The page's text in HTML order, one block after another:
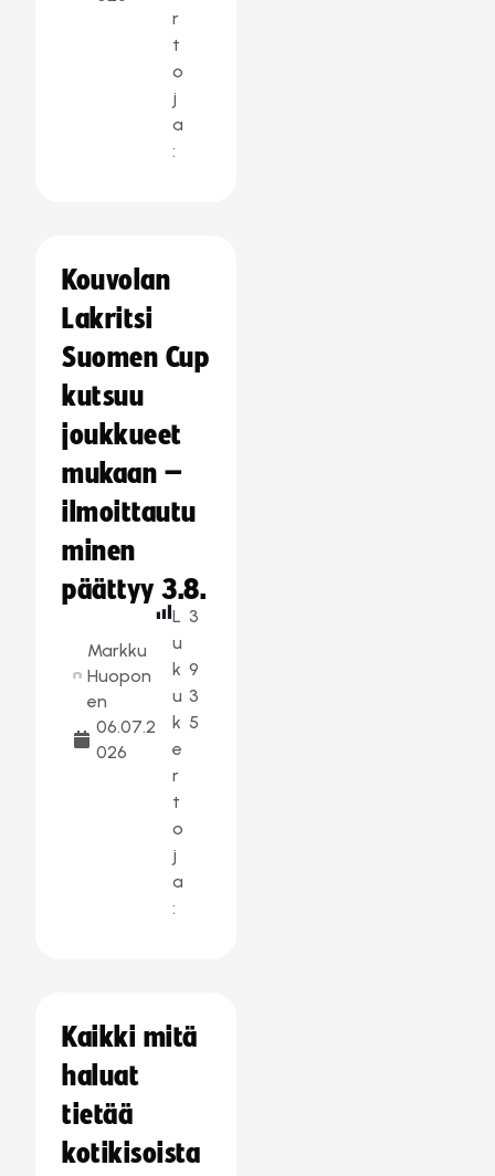
r
t
o
j
a
:
Kouvolan
Lakritsi
Suomen Cup
kutsuu
joukkueet
mukaan –
ilmoittautu
minen
päättyy 3.8.
Markku
Huopon
en
06.07.2
026
L
u
k
u
k
e
r
t
o
j
a
:
3
9
3
5
Kaikki mitä
haluat
tietää
kotikisoista